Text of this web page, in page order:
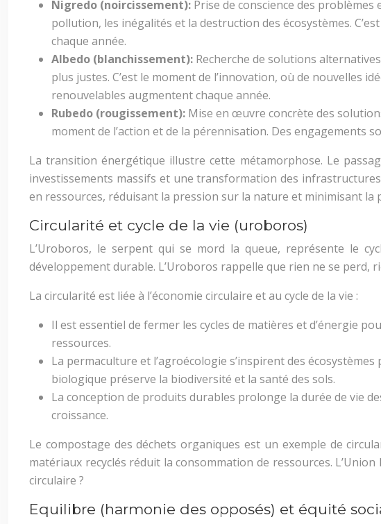
Nigredo (noircissement): Prise de conscience des
pollution, les inégalités et la destruction des écosystèmes.
chaque année.
Albedo (blanchissement): Recherche de solutions
plus justes. C’est le moment de l’innovation, où de nouvelles
renouvelables augmentent chaque année.
Rubedo (rougissement): Mise en œuvre concrète des
moment de l’action et de la pérennisation. Des engagements
La transition énergétique illustre cette métamorphose. Le
investissements massifs et une transformation des
en ressources, réduisant la pression sur la nature et minimisant la
Circularité et cycle de la vie (uroboros)
L’Uroboros, le serpent qui se mord la queue, représente le
développement durable. L’Uroboros rappelle que rien ne se
La circularité est liée à l’économie circulaire et au cycle de la vie :
Il est essentiel de fermer les cycles de matières et d’énergie
ressources.
La permaculture et l’agroécologie s’inspirent des
biologique préserve la biodiversité et la santé des sols.
La conception de produits durables prolonge la durée de vie
croissance.
Le compostage des déchets organiques est un exemple de
matériaux recyclés réduit la consommation de ressources.
circulaire ?
Equilibre (harmonie des opposés) et équité